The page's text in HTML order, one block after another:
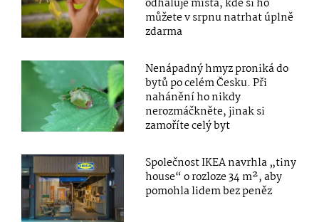
odhaluje místa, kde si ho
můžete v srpnu natrhat úplně
zdarma
Nenápadný hmyz proniká do
bytů po celém Česku. Při
nahánění ho nikdy
nerozmáčkněte, jinak si
zamoříte celý byt
Společnost IKEA navrhla „tiny
house“ o rozloze 34 m², aby
pomohla lidem bez peněz